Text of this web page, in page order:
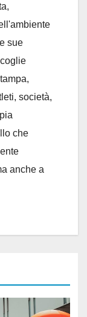
sue
società,
che
anche a